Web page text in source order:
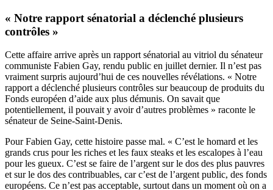
« Notre rapport sénatorial a déclenché plusieurs
contrôles »
Cette affaire arrive après un rapport sénatorial au vitriol du sénateur
communiste Fabien Gay, rendu public en juillet dernier. Il n’est pas
vraiment surpris aujourd’hui de ces nouvelles révélations. « Notre
rapport a déclenché plusieurs contrôles sur beaucoup de produits du
Fonds européen d’aide aux plus démunis. On savait que
potentiellement, il pouvait y avoir d’autres problèmes » raconte le
sénateur de Seine-Saint-Denis.
Pour Fabien Gay, cette histoire passe mal. « C’est le homard et les
grands crus pour les riches et les faux steaks et les escalopes à l’eau
pour les gueux. C’est se faire de l’argent sur le dos des plus pauvres
et sur le dos des contribuables, car c’est de l’argent public, des fonds
européens. Ce n’est pas acceptable, surtout dans un moment où on a